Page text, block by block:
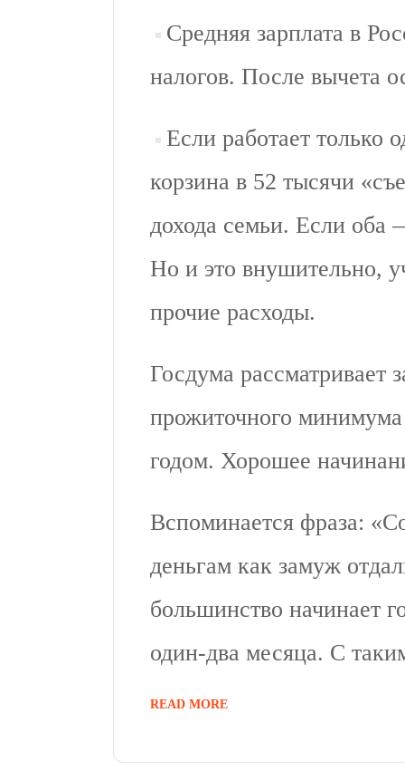
Средняя зарплата в
налогов. После вычета
Если работает только
корзина в 52 тысячи
дохода семьи. Если оба
Но и это внушительно,
прочие расходы.
Госдума рассматривает
прожиточного
годом. Хорошее
Вспоминается фраза:
деньгам как замуж
большинство начинает
один-два месяца. С
READ MORE